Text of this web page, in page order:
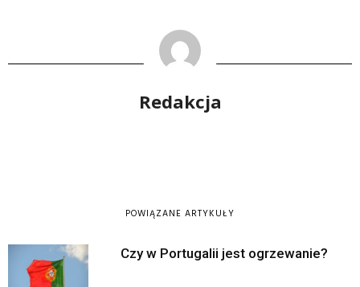
Redakcja
POWIĄZANE ARTYKUŁY
Czy w Portugalii jest ogrzewanie?